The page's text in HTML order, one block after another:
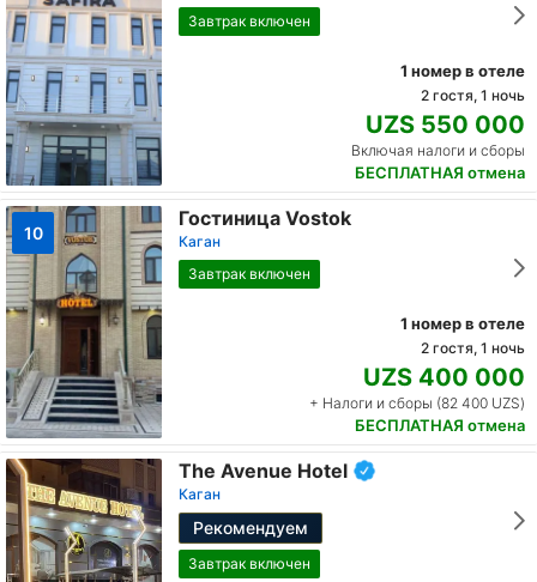
Завтрак включен
1 номер в отеле
2 гостя, 1 ночь
UZS 550 000
Включая налоги и сборы
БЕСПЛАТНАЯ отмена
10
Гостиница Vostok
Каган
Завтрак включен
1 номер в отеле
2 гостя, 1 ночь
UZS 400 000
+ Налоги и сборы (82 400 UZS)
БЕСПЛАТНАЯ отмена
The Avenue Hotel
Каган
Рекомендуем
Завтрак включен